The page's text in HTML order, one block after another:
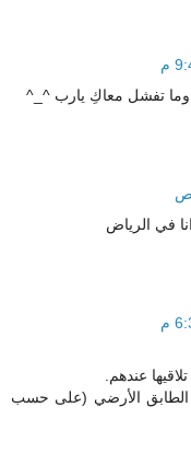
وما تفشل معاكِ يارب ^_^
في الرياض
عندهم.
الطابق الأرضي (على حسب